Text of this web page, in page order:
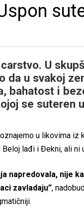
U
da u svakoj
bahatost i
se suteren
u likovima
lađi i Đekni, ali
napredovala, nije
zavladaju”,